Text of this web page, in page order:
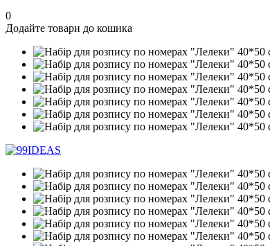
0
Додайте товари до кошика